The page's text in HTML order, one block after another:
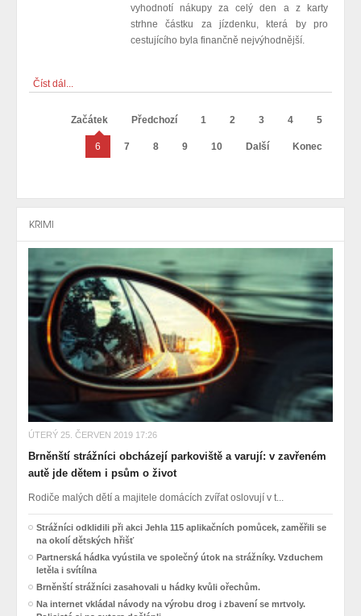
vyhodnotí nákupy za celý den a z karty
strhne částku za jízdenku, která by pro
cestujícího byla finančně nejvýhodnější.
Číst dál...
Začátek Předchozí 1 2 3 4 5
6 7 8 9 10 Další Konec
KRIMI
ÚTERÝ 25. ČERVEN 2019 17:26
Brněnští strážníci obcházejí parkoviště a varují: v zavřeném
autě jde dětem i psům o život
Rodiče malých dětí a majitele domácích zvířat oslovují v t...
Strážníci odklidili při akci Jehla 115 aplikačních pomůcek, zaměřili se
na okolí dětských hřišť
Partnerská hádka vyústila ve společný útok na strážníky. Vzduchem
letěla i svítílna
Brněnští strážníci zasahovali u hádky kvůli ořechům.
Na internet vkládal návody na výrobu drog i zbavení se mrtvoly.